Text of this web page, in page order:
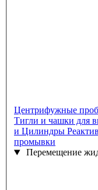
Центрифужные
Тигли и чашки для
и Цилиндры
промывки
Перемещение